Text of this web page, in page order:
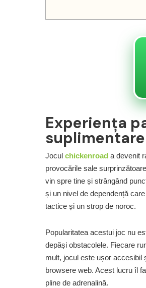
Experiența
Jocul chickenroad a devenit
provocările sale
vin spre tine și strângând
și un nivel de dependență
tactice și un strop de noroc.
Popularitatea acestui joc nu
depăși obstacolele. Fiecare
mult, jocul este ușor accesibil
browsere web. Acest lucru îl
pline de adrenalină.